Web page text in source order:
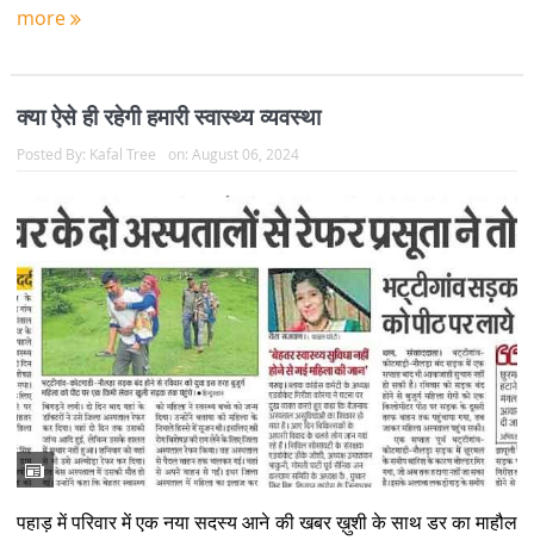
more
क्या ऐसे ही रहेगी हमारी स्वास्थ्य व्यवस्था
Posted By: Kafal Tree on: August 06, 2024
पहाड़ में परिवार में एक नया सदस्य आने की खबर ख़ुशी के साथ डर का माहौल